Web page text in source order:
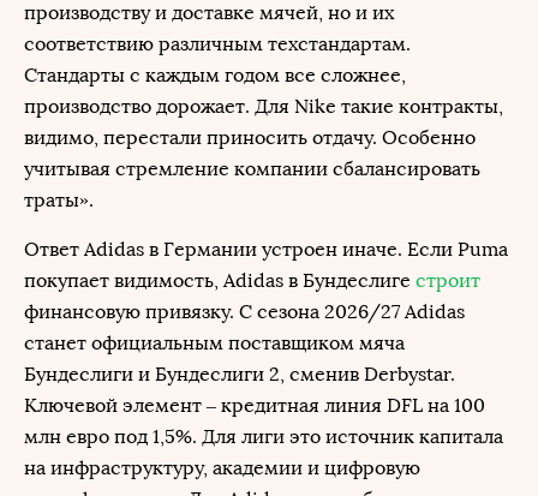
производству и доставке мячей, но и их
соответствию различным техстандартам.
Стандарты с каждым годом все сложнее,
производство дорожает. Для Nike такие контракты,
видимо, перестали приносить отдачу. Особенно
учитывая стремление компании сбалансировать
траты».
Ответ Adidas в Германии устроен иначе. Если Puma
покупает видимость, Adidas в Бундеслиге строит
финансовую привязку. С сезона 2026/27 Adidas
станет официальным поставщиком мяча
Бундеслиги и Бундеслиги 2, сменив Derbystar.
Ключевой элемент – кредитная линия DFL на 100
млн евро под 1,5%. Для лиги это источник капитала
на инфраструктуру, академии и цифровую